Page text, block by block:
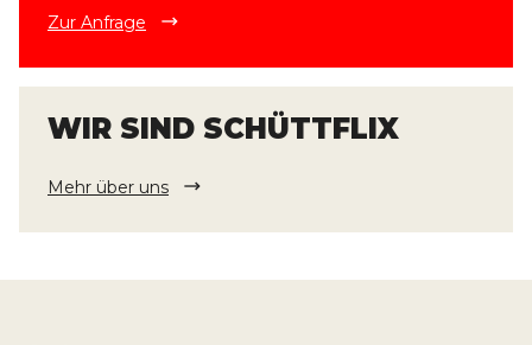
Zur Anfrage
WIR SIND SCHÜTTFLIX
Mehr über uns